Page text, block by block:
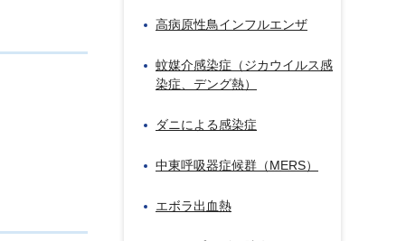
高病原性鳥インフルエンザ
蚊媒介感染症（ジカウイルス感
染症、デング熱）
ダニによる感染症
中東呼吸器症候群（MERS）
エボラ出血熱